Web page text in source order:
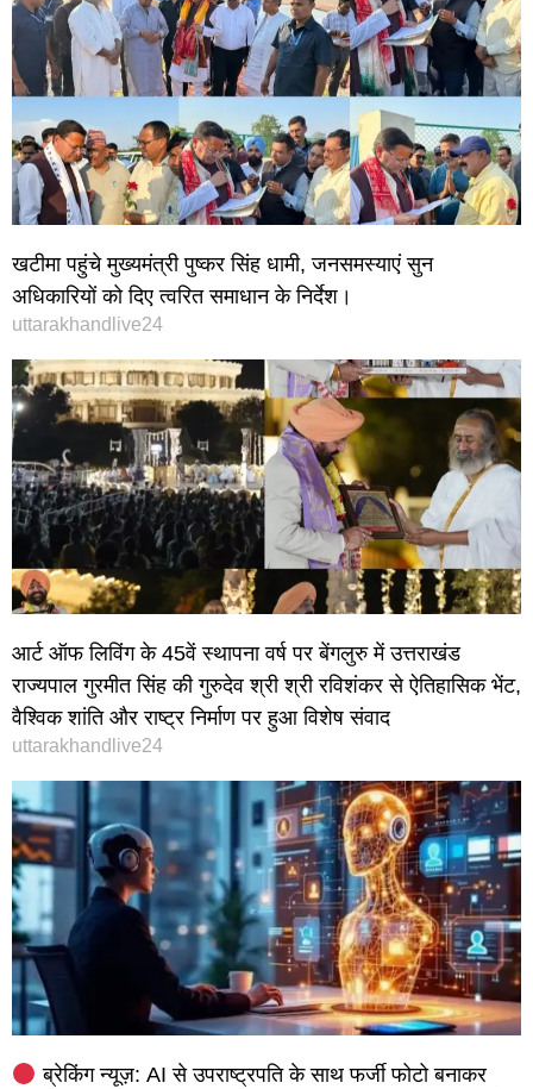
खटीमा पहुंचे मुख्यमंत्री पुष्कर सिंह धामी, जनसमस्याएं सुन
अधिकारियों को दिए त्वरित समाधान के निर्देश।
uttarakhandlive24
आर्ट ऑफ लिविंग के 45वें स्थापना वर्ष पर बेंगलुरु में उत्तराखंड
राज्यपाल गुरमीत सिंह की गुरुदेव श्री श्री रविशंकर से ऐतिहासिक भेंट,
वैश्विक शांति और राष्ट्र निर्माण पर हुआ विशेष संवाद
uttarakhandlive24
ब्रेकिंग न्यूज़: AI से उपराष्ट्रपति के साथ फर्जी फोटो बनाकर